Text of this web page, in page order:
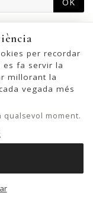
a la cistella
a l'avís legal.
per recordar
es fa servir la
millorant la
vegada més
moment.
reservados.
33286, Libro 228637,
1ª